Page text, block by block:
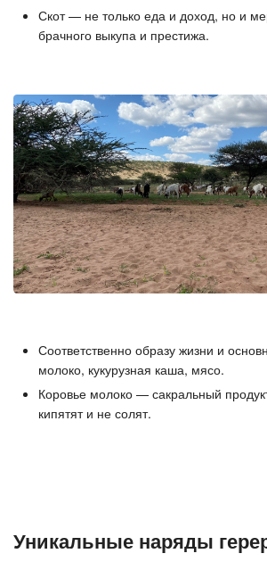
Скот — не только еда и доход, но и
брачного выкупа и престижа.
Соответственно образу жизни и
молоко, кукурузная каша, мясо.
Коровье молоко — сакральный
кипятят и не солят.
Уникальные наряды